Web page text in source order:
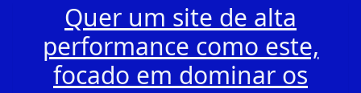
Quer um site de alta
performance como este,
focado em dominar os